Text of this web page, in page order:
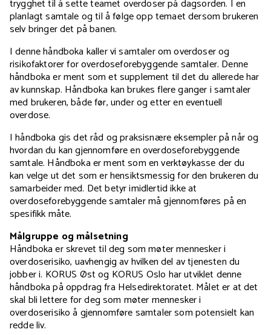
trygghet til å sette teamet overdoser på dagsorden. I en
planlagt samtale og til å følge opp temaet dersom brukeren
selv bringer det på banen.
I denne håndboka kaller vi samtaler om overdoser og
risikofaktorer for overdoseforebyggende samtaler. Denne
håndboka er ment som et supplement til det du allerede har
av kunnskap. Håndboka kan brukes flere ganger i samtaler
med brukeren, både før, under og etter en eventuell
overdose.
I håndboka gis det råd og praksisnære eksempler på når og
hvordan du kan gjennomføre en overdoseforebyggende
samtale. Håndboka er ment som en verktøykasse der du
kan velge ut det som er hensiktsmessig for den brukeren du
samarbeider med. Det betyr imidlertid ikke at
overdoseforebyggende samtaler må gjennomføres på en
spesifikk måte.
Målgruppe og målsetning
Håndboka er skrevet til deg som møter mennesker i
overdoserisiko, uavhengig av hvilken del av tjenesten du
jobber i. KORUS Øst og KORUS Oslo har utviklet denne
håndboka på oppdrag fra Helsedirektoratet. Målet er at det
skal bli lettere for deg som møter mennesker i
overdoserisiko å gjennomføre samtaler som potensielt kan
redde liv.